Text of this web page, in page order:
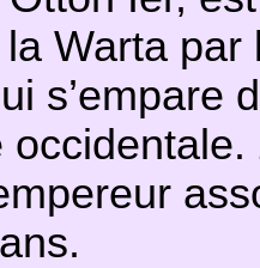
Warta
s’empare